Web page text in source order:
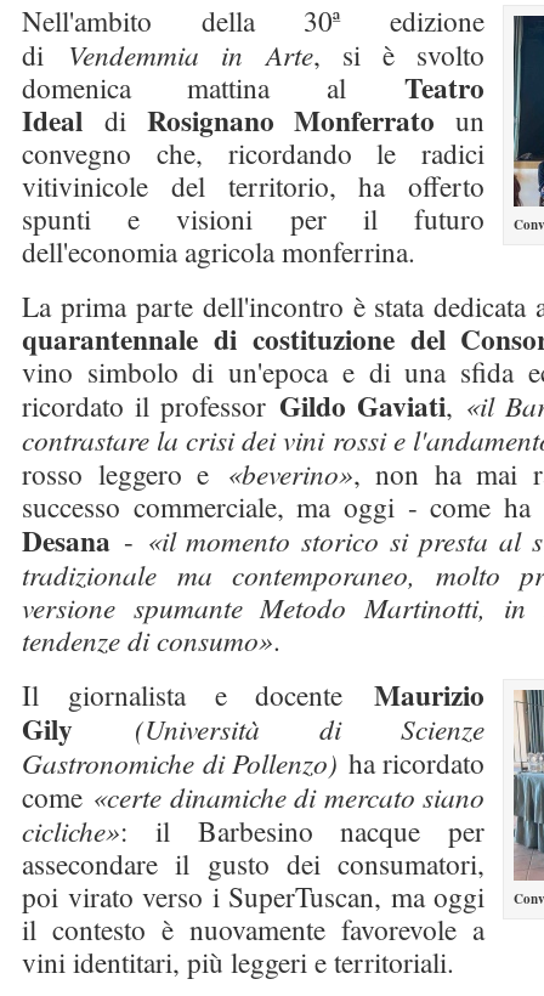
Nell'ambito della 30ª edizione
di Vendemmia in Arte, si è svolto
domenica mattina al Teatro
Ideal di Rosignano Monferrato un
convegno che, ricordando le radici
vitivinicole del territorio, ha offerto
spunti e visioni per il futuro
dell'economia agricola monferrina.
La prima parte dell'incontro è stata
quarantennale di costituzione del
vino simbolo di un'epoca e di una sfida
ricordato il professor Gildo Gaviati, «il
contrastare la crisi dei vini rossi e
rosso leggero e «beverino», non ha mai
successo commerciale, ma oggi - come
Desana - «il momento storico si presta al
tradizionale ma contemporaneo, molto
versione spumante Metodo Martinotti,
tendenze di consumo».
Il giornalista e docente Maurizio
Gily (Università di Scienze
Gastronomiche di Pollenzo) ha ricordato
come «certe dinamiche di mercato siano
cicliche»: il Barbesino nacque per
assecondare il gusto dei consumatori,
poi virato verso i SuperTuscan, ma oggi
il contesto è nuovamente favorevole a
vini identitari, più leggeri e territoriali.